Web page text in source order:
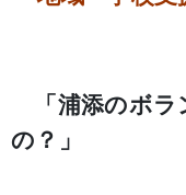
「浦添のボラ
の？」